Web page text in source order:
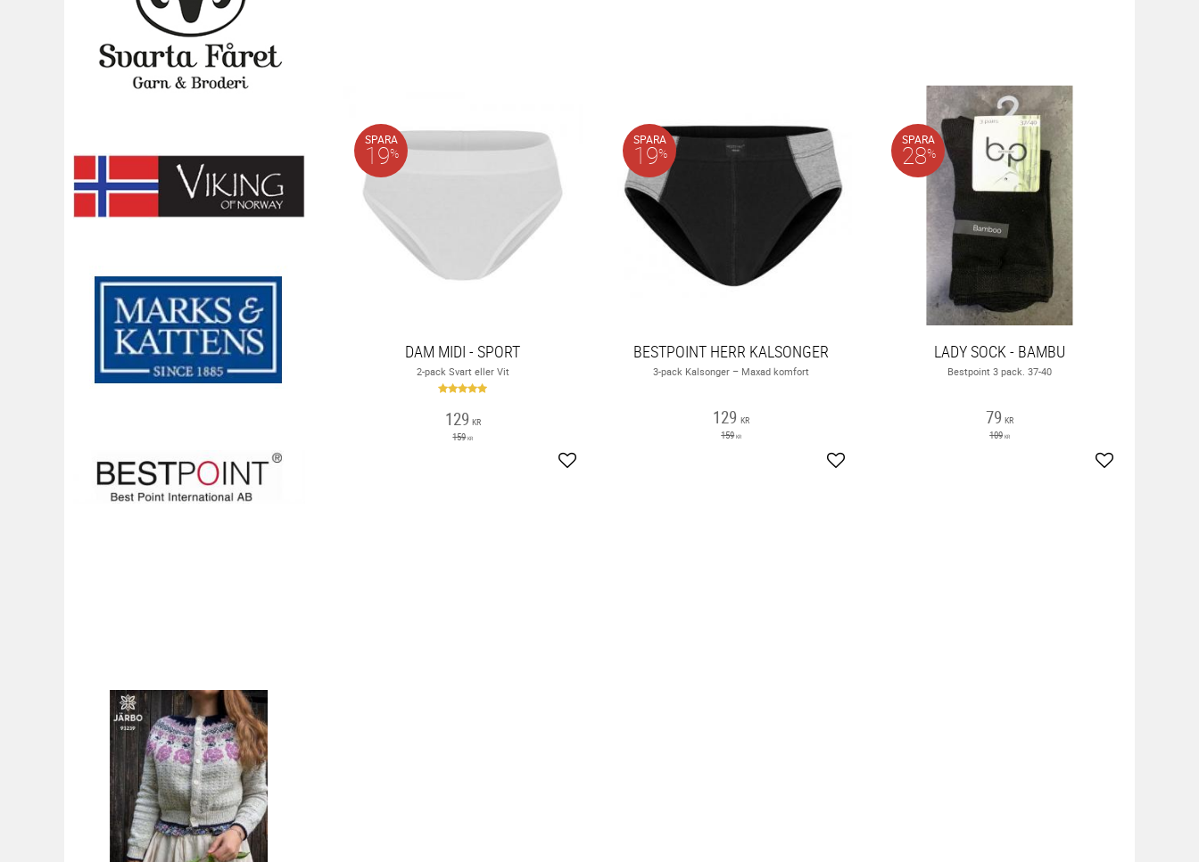
DAM MIDI - SPORT
2-pack Svart eller Vit
129 KR
159 KR
SPARA
19%
Lägg till i favoriter
BESTPOINT HERR KALSONGER
3-pack Kalsonger – Maxad komfort
129 KR
159 KR
SPARA
19%
Lägg till i favoriter
LADY SOCK - BAMBU
Bestpoint 3 pack. 37-40
79 KR
109 KR
SPARA
28%
Lägg till i